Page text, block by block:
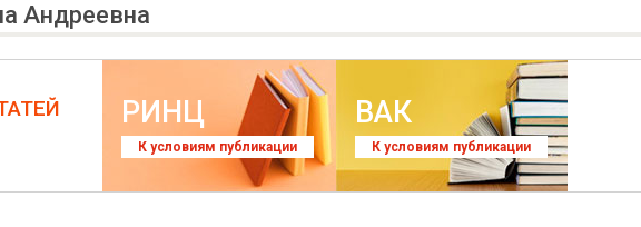
Андреевна
РИНЦ
К условиям публикации
ВАК
К условиям публикации